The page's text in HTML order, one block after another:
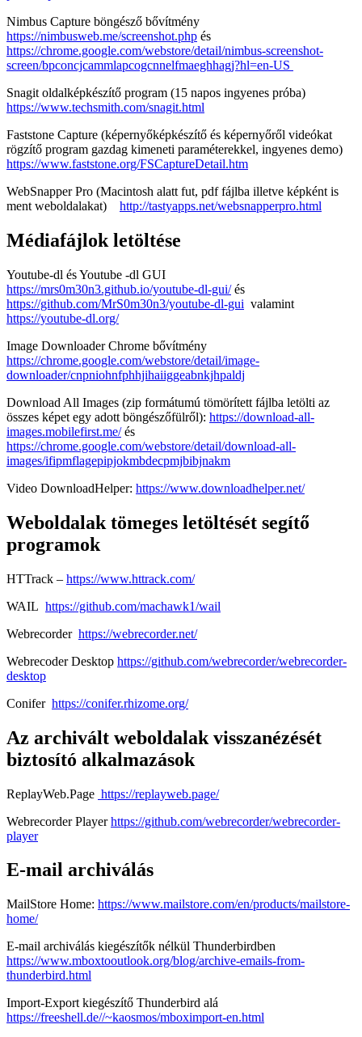
Nimbus Capture böngésző bővítmény
https://nimbusweb.me/screenshot.php és
https://chrome.google.com/webstore/detail/nimbus-screenshot-
screen/bpconcjcammlapcogcnnelfmaeghhagj?hl=en-US
Snagit oldalképkészítő program (15 napos ingyenes próba)
https://www.techsmith.com/snagit.html
Faststone Capture (képernyőképkészítő és képernyőről videókat
rögzítő program gazdag kimeneti paraméterekkel, ingyenes demo)
https://www.faststone.org/FSCaptureDetail.htm
WebSnapper Pro (Macintosh alatt fut, pdf fájlba illetve képként is
ment weboldalakat) http://tastyapps.net/websnapperpro.html
Médiafájlok letöltése
Youtube-dl és Youtube -dl GUI
https://mrs0m30n3.github.io/youtube-dl-gui/és
https://github.com/MrS0m30n3/youtube-dl-gui valamint
https://youtube-dl.org/
Image Downloader Chrome bővítmény
https://chrome.google.com/webstore/detail/image-
downloader/cnpniohnfphhjihaiiggeabnkjhpaldj
Download All Images (zip formátumú tömörített fájlba letölti az
összes képet egy adott böngészőfülről): https://download-all-
images.mobilefirst.me/és
https://chrome.google.com/webstore/detail/download-all-
images/ifipmflagepipjokmbdecpmjbibjnakm
Video DownloadHelper: https://www.downloadhelper.net/
Weboldalak tömeges letöltését segítő
programok
HTTrack – https://www.httrack.com/
WAIL https://github.com/machawk1/wail
Webrecorder https://webrecorder.net/
Webrecoder Desktop https://github.com/webrecorder/webrecorder-
desktop
Conifer https://conifer.rhizome.org/
Az archivált weboldalak visszanézését
biztosító alkalmazások
ReplayWeb.Page https://replayweb.page/
Webrecorder Playerhttps://github.com/webrecorder/webrecorder-
player
E-mail archiválás
MailStore Home: https://www.mailstore.com/en/products/mailstore-
home/
E-mail archiválás kiegészítők nélkül Thunderbirdben
https://www.mboxtooutlook.org/blog/archive-emails-from-
thunderbird.html
Import-Export kiegészítő Thunderbird alá
https://freeshell.de//~kaosmos/mboximport-en.html